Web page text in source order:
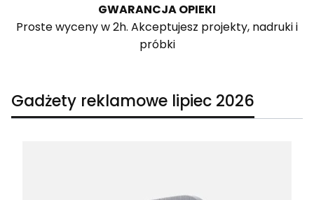
GWARANCJA OPIEKI
Proste wyceny w 2h. Akceptujesz projekty, nadruki i
próbki
Gadżety reklamowe lipiec 2026